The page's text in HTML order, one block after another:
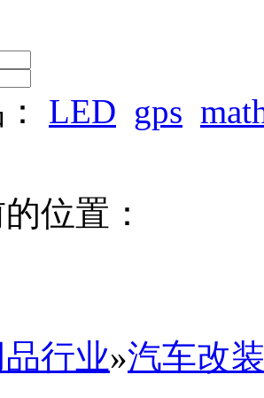
LED gps
位置：
行业»汽车改